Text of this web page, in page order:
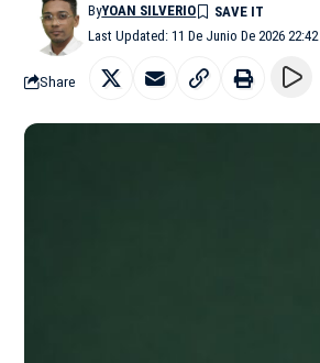
Last Updated: 11 De Junio De 2026 22:42
ByYOAN SILVERIO
Share